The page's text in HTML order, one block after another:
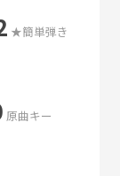
★簡単弾き
原曲キー